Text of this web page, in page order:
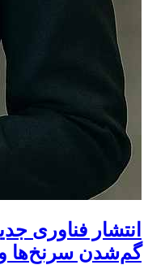
گم‌شدن سرنخ‌ها